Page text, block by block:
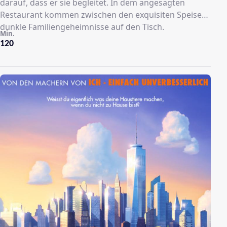
darauf, dass er sie begleitet. In dem angesagten
Restaurant kommen zwischen den exquisiten Speisen
dunkle Familiengeheimnisse auf den Tisch.
120
Min.